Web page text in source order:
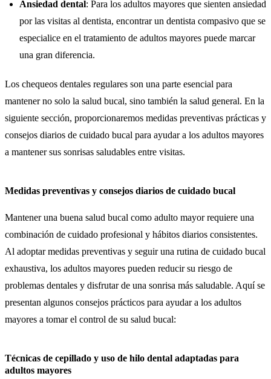
Ansiedad dental: Para los adultos mayores que sienten ansiedad
por las visitas al dentista, encontrar un dentista compasivo que se
especialice en el tratamiento de adultos mayores puede marcar
una gran diferencia.
Los chequeos dentales regulares son una parte esencial para
mantener no solo la salud bucal, sino también la salud general. En la
siguiente sección, proporcionaremos medidas preventivas prácticas y
consejos diarios de cuidado bucal para ayudar a los adultos mayores
a mantener sus sonrisas saludables entre visitas.
Medidas preventivas y consejos diarios de cuidado bucal
Mantener una buena salud bucal como adulto mayor requiere una
combinación de cuidado profesional y hábitos diarios consistentes.
Al adoptar medidas preventivas y seguir una rutina de cuidado bucal
exhaustiva, los adultos mayores pueden reducir su riesgo de
problemas dentales y disfrutar de una sonrisa más saludable. Aquí se
presentan algunos consejos prácticos para ayudar a los adultos
mayores a tomar el control de su salud bucal:
Técnicas de cepillado y uso de hilo dental adaptadas para
adultos mayores